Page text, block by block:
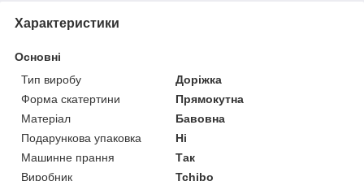
Характеристики
Основні
Тип виробу
Доріжка
Форма скатертини
Прямокутна
Матеріал
Бавовна
Подарункова упаковка
Ні
Машинне прання
Так
Виробник
Tchibo